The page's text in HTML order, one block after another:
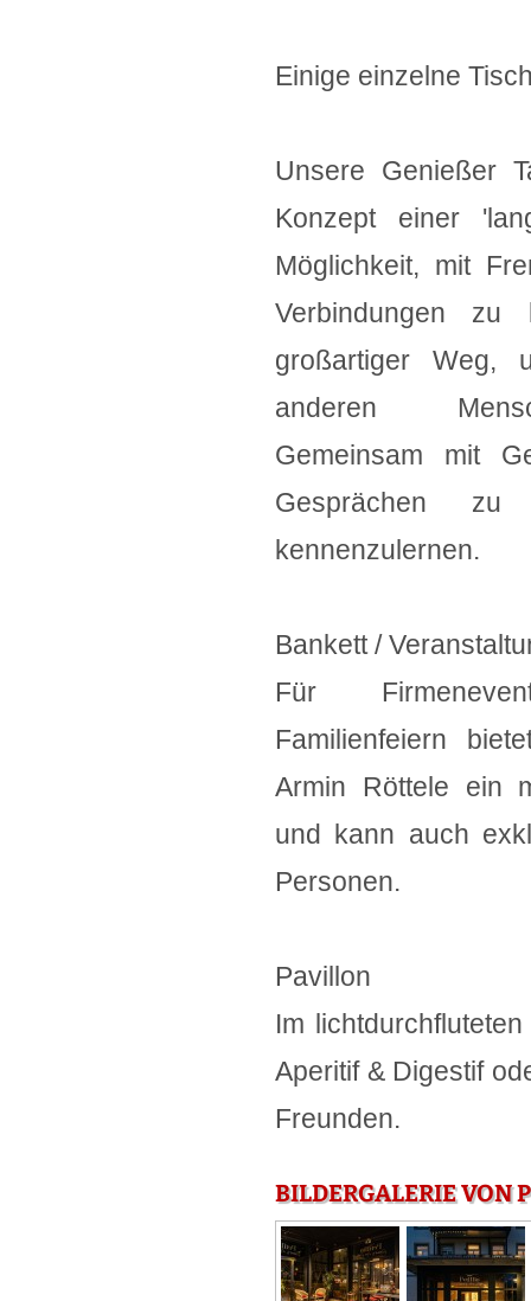
Einige einzelne
Unsere Genießer
Konzept einer
Möglichkeit, mit
Verbindungen
großartiger Weg,
anderen
Gemeinsam mit
Gesprächen zu
kennenzulernen.
Bankett /
Für
Familienfeiern
Armin Röttele ein
und kann auch
Personen.
Pavillon
Im
Aperitif & Digestif
Freunden.
BILDERGALERIE VON